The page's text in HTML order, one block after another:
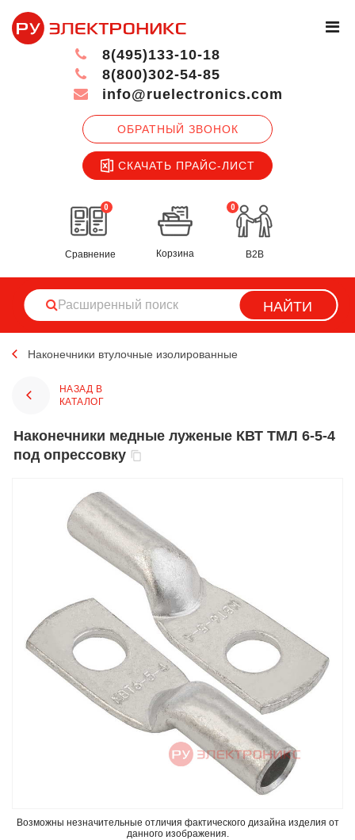
ОБРАТНЫЙ ЗВОНОК
СКАЧАТЬ ПРАЙС-ЛИСТ
8(495)133-10-18
8(800)302-54-85
info@ruelectronics.com
0
Сравнение
0
Корзина B2B
НАЙТИ
Наконечники втулочные изолированные
НАЗАД В
КАТАЛОГ
Наконечники медные луженые КВТ ТМЛ 6-5-4
под опрессовку
Возможны незначительные отличия фактического дизайна изделия от
данного изображения.